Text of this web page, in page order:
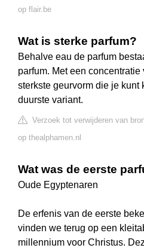
op flair.be
Wat is sterke parfum?
Behalve eau de parfum
parfum. Met een
sterkste geurvorm die je kunt
duurste variant.
Verzoek tot verwijderen van
op thealphamen.nl
Wat was de eerste
Oude Egyptenaren
De erfenis van de eerste
vinden we terug op een
millennium voor Christus.